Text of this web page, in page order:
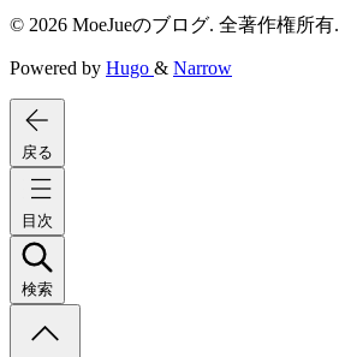
© 2026 MoeJueのブログ. 全著作権所有.
Powered by Hugo & Narrow
戻る
目次
検索